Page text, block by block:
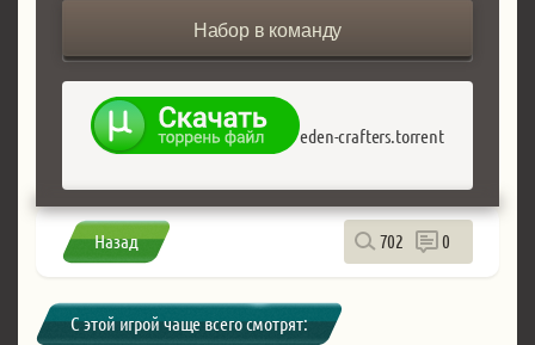
Набор в команду
eden-crafters.torrent
Назад 702 0
С этой игрой чаще всего смотрят: